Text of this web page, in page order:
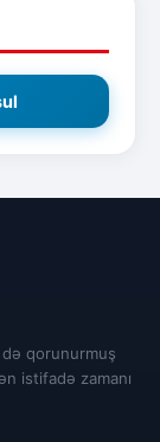
qorunurmuş
istifadə zamanı